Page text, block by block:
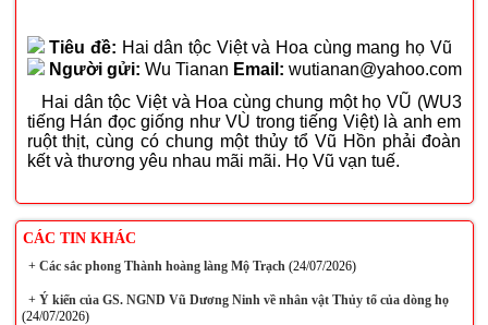
Tiêu đề: Hai dân tộc Việt và Hoa cùng mang họ Vũ
Người gửi: Wu Tianan Email: wutianan@yahoo.com
Hai dân tộc Việt và Hoa cùng chung một họ VŨ (WU3
tiếng Hán đọc giống như VÙ trong tiếng Việt) là anh em
ruột thịt, cùng có chung một thủy tổ Vũ Hồn phải đoàn
kết và thương yêu nhau mãi mãi. Họ Vũ vạn tuế.
CÁC TIN KHÁC
+Các sắc phong Thành hoàng làng Mộ Trạch(24/07/2026)
+Ý kiến của GS. NGND Vũ Dương Ninh về nhân vật Thủy tổ của dòng họ
(24/07/2026)